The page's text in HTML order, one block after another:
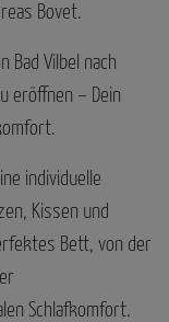
Bovet.
Bad Vilbel nach
eröffnen – Dein
individuelle
Kissen und
Bett, von der
Schlafkomfort.